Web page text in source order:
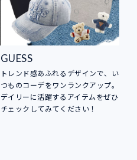
GUESS
トレンド感あふれるデザインで、い
つものコーデをワンランクアップ。
デイリーに活躍するアイテムをぜひ
チェックしてみてください！